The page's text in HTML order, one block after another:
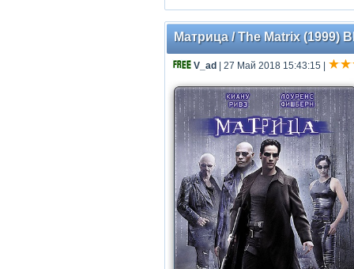
Матрица / The Matrix (1999)
V_ad | 27 Май 2018 15:43:15